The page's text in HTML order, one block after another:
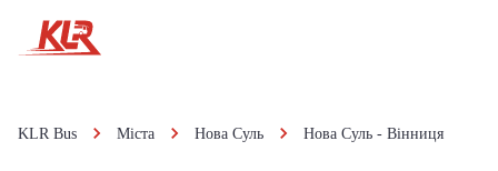
KLR Bus Міста Нова Суль Нова Суль - Вінниця